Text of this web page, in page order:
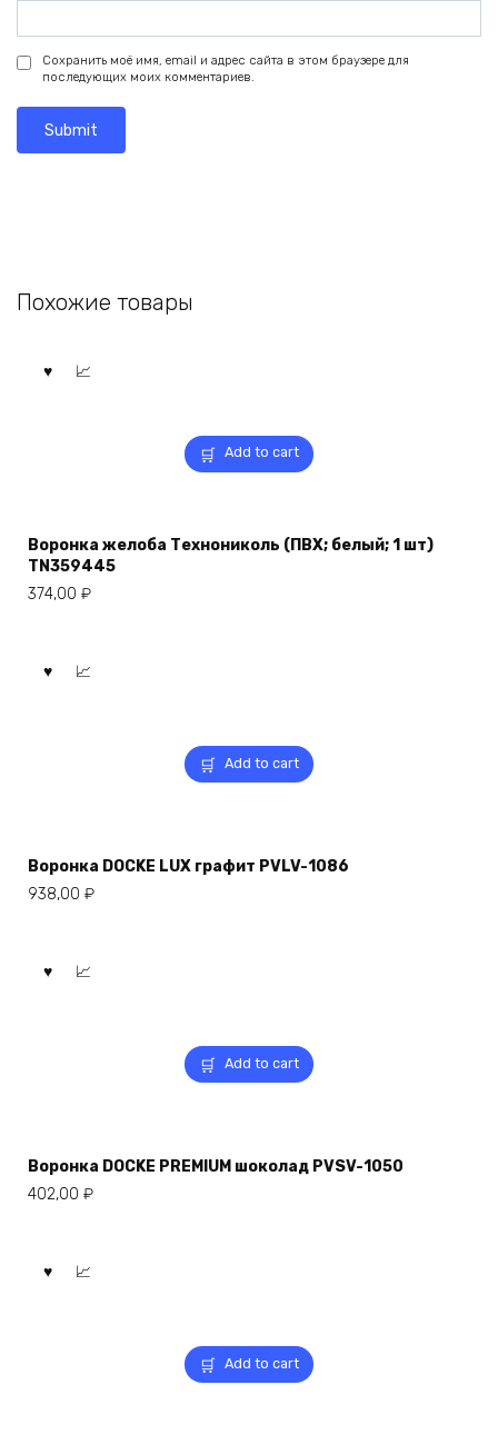
Сохранить моё имя, email и адрес сайта в этом браузере для
последующих моих комментариев.
Похожие товары
Add to cart
Воронка желоба Технониколь (ПВХ; белый; 1 шт)
TN359445
374,00 ₽
Add to cart
Воронка DOCKE LUX графит PVLV-1086
938,00 ₽
Add to cart
Воронка DOCKE PREMIUM шоколад PVSV-1050
402,00 ₽
Add to cart